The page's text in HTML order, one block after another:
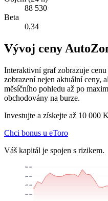
88 530
Beta
0,34
Vývoj ceny
Interaktivní graf zobrazuje
zobrazení nejen aktuální
měsíčního pohledu až po
obchodovány na burze.
Investujte a získejte až 10 000
Chci bonus u eToro
Váš kapitál je spojen s rizikem.
3 152 US$
3 420 US$
3 688 US$
3 956 US$